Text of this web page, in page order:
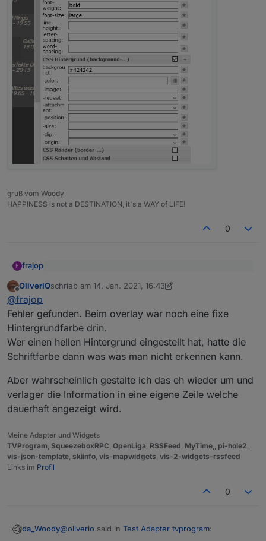
gruß vom Woody
HAPPINESS is not a DESTINATION, it's a WAY of LIFE!
0
F frajop
rechts) die Einblendung vom Datum. Und bei mir in
Offline
OliverIOschrieb am 14. Jan. 2021, 16:43
zuletzt editiert von OliverIO
@frajop
Fehler gefunden. Beim overlay war noch eine fixe
Hintergrundfarbe drin.
Wer einen hellen Hintergrund eingestellt hat, hatte die
Schriftfarbe dann was was man nicht erkennen kann.
Aber wahrscheinlich gestalte ich das eh wieder um und
verlager die Information in eine eigene Zeile welche
dauerhaft angezeigt wird.
Meine Adapter und Widgets
TVProgram SqueezeboxRPC OpenLiga RSSFeed MyTime pi-hole2
vis-json-template skiinfo vis-mapwidgets vis-2-widgets-rssfeed
Links im Profil
0
da_Woody@oliverio said in Test Adapter tvprogram: